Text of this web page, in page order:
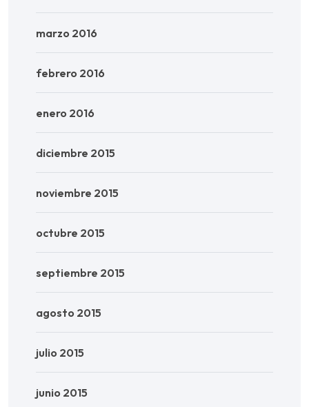
marzo 2016
febrero 2016
enero 2016
diciembre 2015
noviembre 2015
octubre 2015
septiembre 2015
agosto 2015
julio 2015
junio 2015